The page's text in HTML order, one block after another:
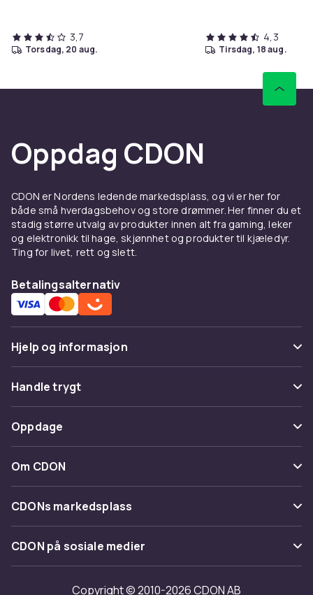
3,7
torsdag, 20 aug.
4,3
tirsdag, 18 aug.
Oppdag CDON
CDON er Nordens ledende markedsplass, og vi er her for
både små hverdagsbehov og store drømmer. Her finner du et
stadig større utvalg av produkter innen alt fra gaming, leker
og elektronikk til hage, skjønnhet og produkter til kjæledyr.
Ting for livet, rett og slett.
Betalingsalternativ
Hjelp og informasjon
Vanlige spørsmål
Spor pakke
Angre & returner her
Kontakt oss
Handle trygt
Betaling
Levering
Tilbakekallinger
Oppdage
Kategorier
Varemerker
Om CDON
Om oss
Kundeanmeldelser
Jobbe på CDON
Investor relations
CDONs markedsplass
Merchant Help Center
CDON på sosiale medier
Copyright © 2010-2026 CDON AB